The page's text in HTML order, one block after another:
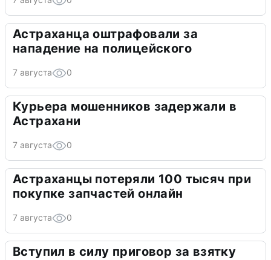
Астраханца оштрафовали за
нападение на полицейского
7 августа 0
Курьера мошенников задержали в
Астрахани
7 августа 0
Астраханцы потеряли 100 тысяч при
покупке запчастей онлайн
7 августа 0
Вступил в силу приговор за взятку